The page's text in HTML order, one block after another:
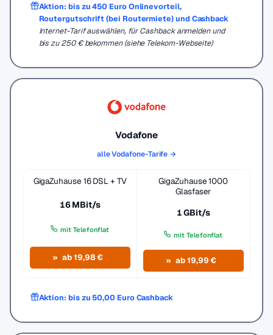
Aktion: bis zu 450 Euro Onlinevorteil,
Routergutschrift (bei Routermiete) und Cashback
Internet-Tarif auswählen, für Cashback anmelden und
bis zu 250 € bekommen (siehe Telekom-Webseite)
Vodafone
alle Vodafone-Tarife →
GigaZuhause 16 DSL + TV
16 MBit/s
mit Telefonflat
ab 19,98 €
GigaZuhause 1000
Glasfaser
1 GBit/s
mit Telefonflat
ab 19,99 €
Aktion: bis zu 50,00 Euro Cashback